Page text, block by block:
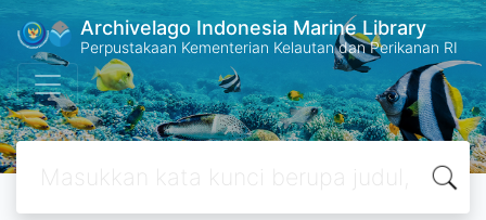
Archivelago Indonesia Marine Library
Perpustakaan Kementerian Kelautan dan Perikanan RI